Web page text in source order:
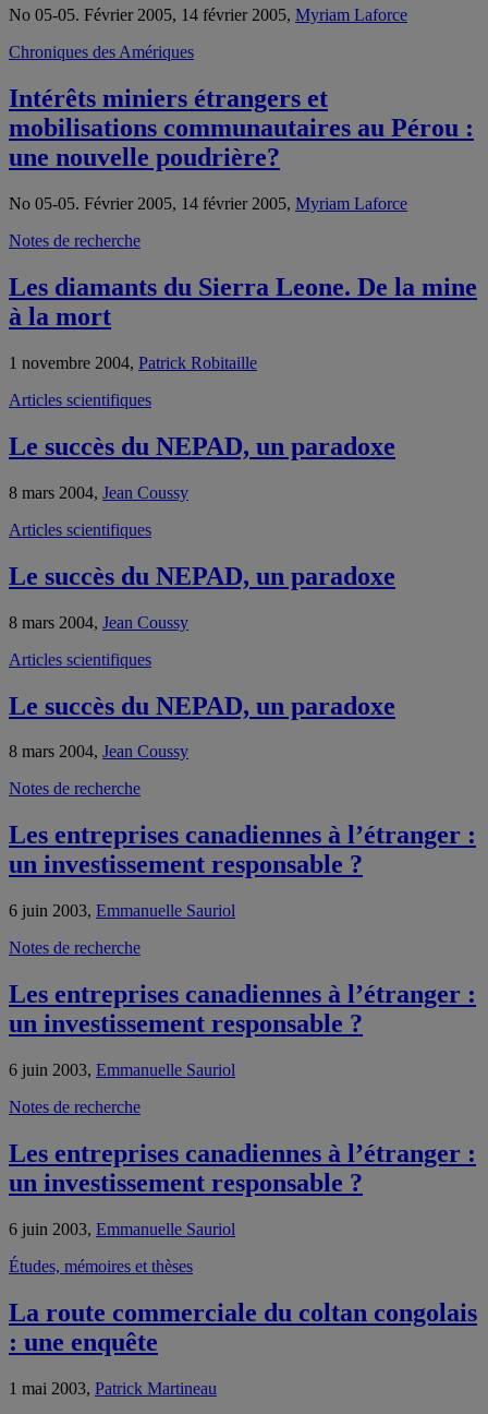
No 05-05. Février 2005, 14 février 2005, Myriam Laforce
Chroniques des Amériques
Intérêts miniers étrangers et
mobilisations communautaires au Pérou :
une nouvelle poudrière?
No 05-05. Février 2005, 14 février 2005, Myriam Laforce
Notes de recherche
Les diamants du Sierra Leone. De la mine
à la mort
1 novembre 2004, Patrick Robitaille
Articles scientifiques
Le succès du NEPAD, un paradoxe
8 mars 2004, Jean Coussy
Articles scientifiques
Le succès du NEPAD, un paradoxe
8 mars 2004, Jean Coussy
Articles scientifiques
Le succès du NEPAD, un paradoxe
8 mars 2004, Jean Coussy
Notes de recherche
Les entreprises canadiennes à l’étranger :
un investissement responsable ?
6 juin 2003, Emmanuelle Sauriol
Notes de recherche
Les entreprises canadiennes à l’étranger :
un investissement responsable ?
6 juin 2003, Emmanuelle Sauriol
Notes de recherche
Les entreprises canadiennes à l’étranger :
un investissement responsable ?
6 juin 2003, Emmanuelle Sauriol
Études, mémoires et thèses
La route commerciale du coltan congolais
: une enquête
1 mai 2003, Patrick Martineau